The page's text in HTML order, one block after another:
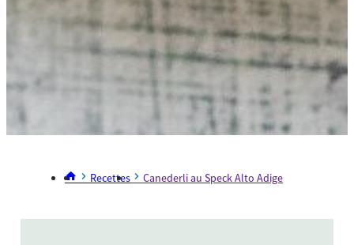
Recettes Canederli au Speck Alto Adige